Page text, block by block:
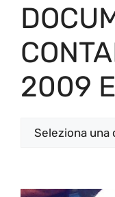
2009
Categorie